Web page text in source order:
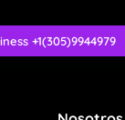
+1(305)9944979